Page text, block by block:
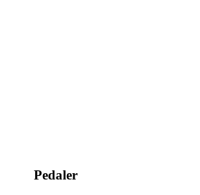
Pedaler